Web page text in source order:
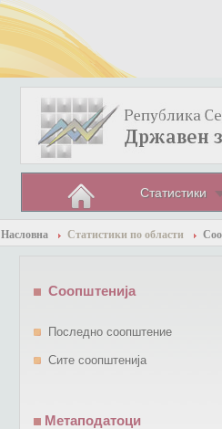
Статистики
Насловна Статистики по области
Соопштенија
Последно соопштение
Сите соопштенија
Метаподатоци